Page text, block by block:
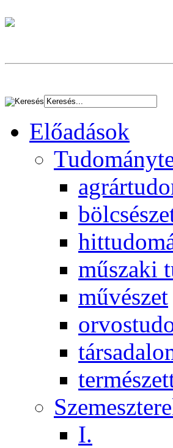
Előadások
műszaki
művészet
I.